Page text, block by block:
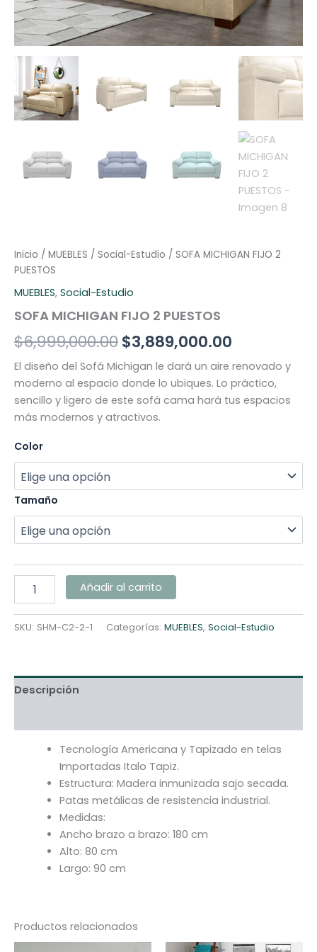
Inicio / MUEBLES / Social-Estudio / SOFA MICHIGAN FIJO 2
PUESTOS
MUEBLES, Social-Estudio
SOFA MICHIGAN FIJO 2 PUESTOS
$6,999,000.00$3,889,000.00
El diseño del Sofá Michigan le dará un aire renovado y
moderno al espacio donde lo ubiques. Lo práctico,
sencillo y ligero de este sofá cama hará tus espacios
más modernos y atractivos.
Color
Tamaño
Añadir al carrito
SKU: SHM-C2-2-1 Categorías: MUEBLES, Social-Estudio
Descripción
Tecnología Americana y Tapizado en telas
Importadas Italo Tapiz.
Estructura: Madera inmunizada sajo secada.
Patas metálicas de resistencia industrial.
Medidas:
Ancho brazo a brazo: 180 cm
Alto: 80 cm
Largo: 90 cm
Productos relacionados
El